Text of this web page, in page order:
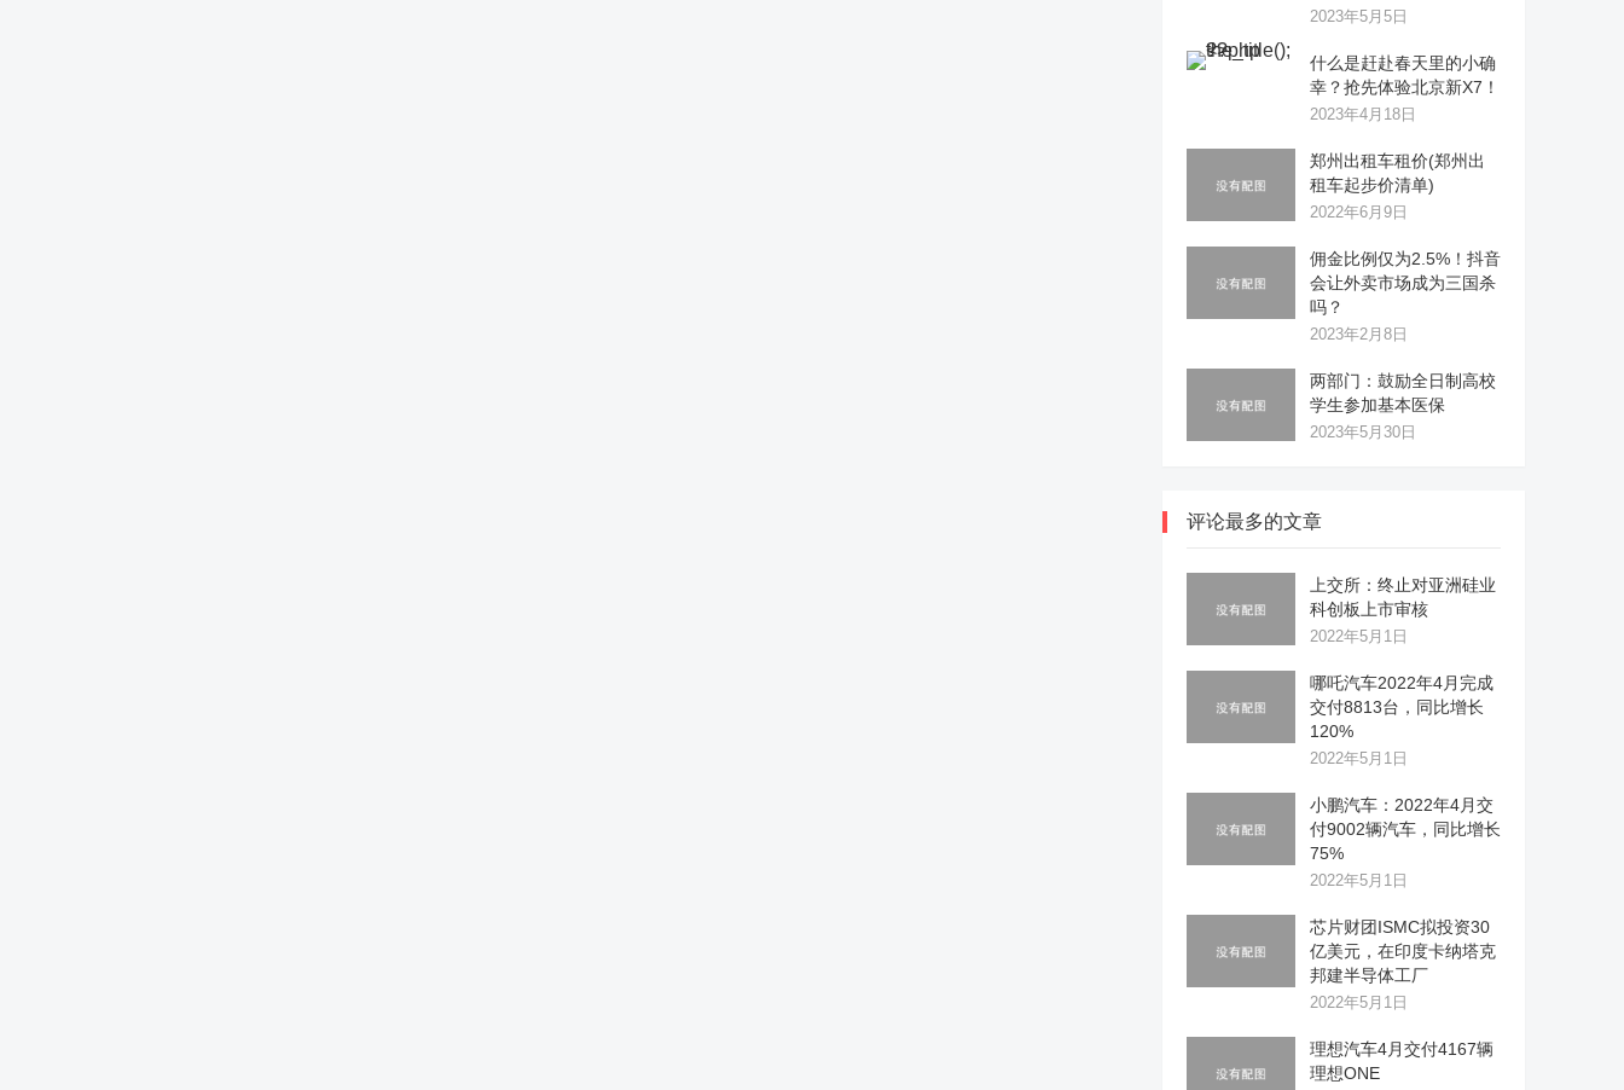
2023年5月5日
什么是赶赴春天里的小确
幸？抢先体验北京新X7！
2023年4月18日
郑州出租车租价(郑州出
租车起步价清单)
2022年6月9日
佣金比例仅为2.5%！抖音
会让外卖市场成为三国杀
吗？
2023年2月8日
两部门：鼓励全日制高校
学生参加基本医保
2023年5月30日
评论最多的文章
上交所：终止对亚洲硅业
科创板上市审核
2022年5月1日
哪吒汽车2022年4月完成
交付8813台，同比增长
120%
2022年5月1日
小鹏汽车：2022年4月交
付9002辆汽车，同比增长
75%
2022年5月1日
芯片财团ISMC拟投资30
亿美元，在印度卡纳塔克
邦建半导体工厂
2022年5月1日
理想汽车4月交付4167辆
理想ONE